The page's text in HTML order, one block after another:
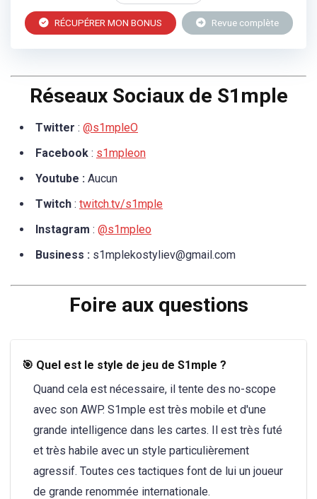
RÉCUPÉRER MON BONUS Revue complète
Réseaux Sociaux de S1mple
Twitter : @s1mpleO
Facebook : s1mpleon
Youtube : Aucun
Twitch : twitch.tv/s1mple
Instagram : @s1mpleo
Business : s1mplekostyliev@gmail.com
Foire aux questions
🎯 Quel est le style de jeu de S1mple ?
Quand cela est nécessaire, il tente des no-scope
avec son AWP. S1mple est très mobile et d'une
grande intelligence dans les cartes. Il est très futé
et très habile avec un style particulièrement
agressif. Toutes ces tactiques font de lui un joueur
de grande renommée internationale.